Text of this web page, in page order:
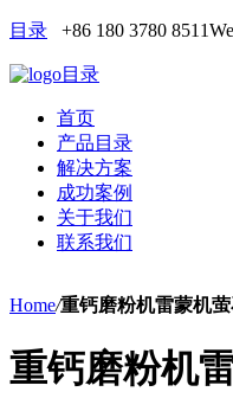
目录 +86 180 3780 8511
目录
首页
产品目录
解决方案
成功案例
关于我们
联系我们
Home/重钙磨粉机雷蒙机
重钙磨粉机